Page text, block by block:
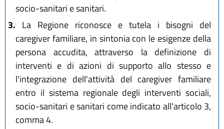
socio-sanitari e sanitari.
3. La Regione riconosce e tutela i bisogni del
caregiver familiare, in sintonia con le esigenze della
persona accudita, attraverso la definizione di
interventi e di azioni di supporto allo stesso e
l'integrazione dell'attività del caregiver familiare
entro il sistema regionale degli interventi sociali,
socio-sanitari e sanitari come indicato all'articolo 3,
comma 4.